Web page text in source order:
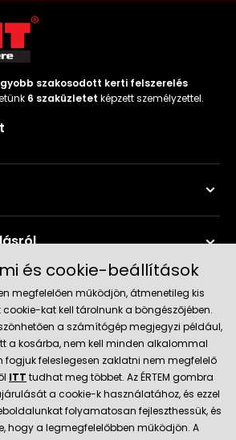
szakosodott kerti felszerelés
6 szaküzletet képzett személyzettel.
módok
és cookie-beállítások
megfelelően működjön, átmenetileg kis
kat kell tárolnunk a böngészőjében.
a számítógép megjegyzi például,
a kosárba, nem kell minden alkalommal
fogjuk feleslegesen zaklatni nem megfelelő
ITT tudhat meg többet. Az ÉRTEM gombra
a cookie-k használatához, és ezzel
folyamatosan fejleszthessük, és
hogy a legmegfelelőbben működjön. A